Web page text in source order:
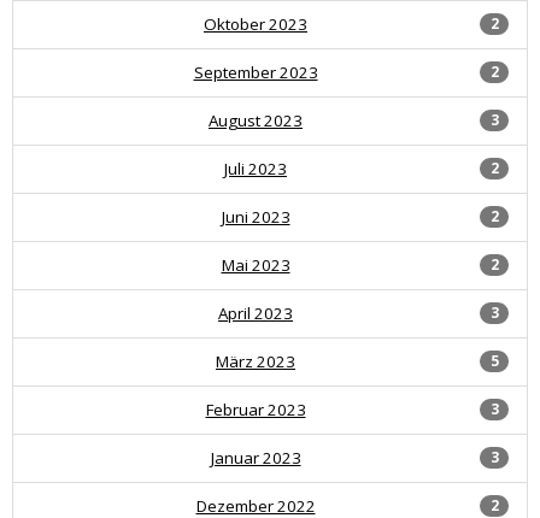
2
Oktober 2023
2
September 2023
3
August 2023
2
Juli 2023
2
Juni 2023
2
Mai 2023
3
April 2023
5
März 2023
3
Februar 2023
3
Januar 2023
2
Dezember 2022